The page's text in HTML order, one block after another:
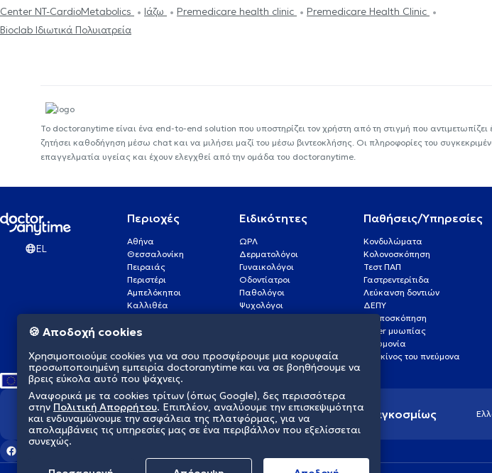
Center NT-CardioMetabolics
Ιάζω Premedicare health clinic
Premedicare Health Clinic
Bioclab Ιδιωτικά Πολυιατρεία
Το doctoranytime είναι ένα end-to-end solution που υποστηρίζει τον χρήστη από τη στιγμή που αντιμετωπίζει
ζητήσει καθοδήγηση μέσω chat και να μιλήσει μαζί του μέσω βιντεοκλήσης. Οι πληροφορίες του
επαγγελματία υγείας και έχουν ελεγχθεί από την ομάδα του doctoranytime.
EL
Περιοχές
Αθήνα
Θεσσαλονίκη
Πειραιάς
Περιστέρι
Αμπελόκηποι
Καλλιθέα
Πάτρα
Γλυφάδα
Νέα Σμύρνη
Ειδικότητες
ΩΡΛ
Δερματολόγοι
Γυναικολόγοι
Οδοντίατροι
Παθολόγοι
Ψυχολόγοι
Οφθαλμίατροι
Καρδιολόγοι
Παθήσεις/Υπηρεσίες
Κονδυλώματα
Κολονοσκόπηση
Τεστ ΠΑΠ
Γαστρεντερίτιδα
Λεύκανση δοντιών
ΔΕΠΥ
Κολποσκόπηση
Laser μυωπίας
Πνευμονία
Καρκίνος του πνεύμονα
Διαμορφώνουμε το μέλλον της υγείας παγκοσμίως
🍪 Αποδοχή cookies
Χρησιμοποιούμε cookies για να σου προσφέρουμε μια κορυφαία
προσωποποιημένη εμπειρία doctoranytime και να σε βοηθήσουμε να
βρεις εύκολα αυτό που ψάχνεις.
Αναφορικά με τα cookies τρίτων (όπως Google), δες περισσότερα
στην Πολιτική Απορρήτου. Επιπλέον, αναλύουμε την επισκεψιμότητα
και ενδυναμώνουμε την ασφάλεια της πλατφόρμας, για να
απολαμβάνεις τις υπηρεσίες μας σε ένα περιβάλλον που εξελίσσεται
συνεχώς.